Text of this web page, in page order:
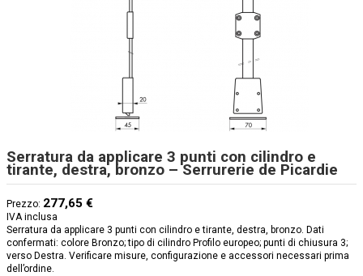
Serratura da applicare 3 punti con cilindro e
tirante, destra, bronzo – Serrurerie de Picardie
Prezzo: 277,65 €
IVA inclusa
Serratura da applicare 3 punti con cilindro e tirante, destra, bronzo. Dati
confermati: colore Bronzo; tipo di cilindro Profilo europeo; punti di chiusura 3;
verso Destra. Verificare misure, configurazione e accessori necessari prima
dell’ordine.